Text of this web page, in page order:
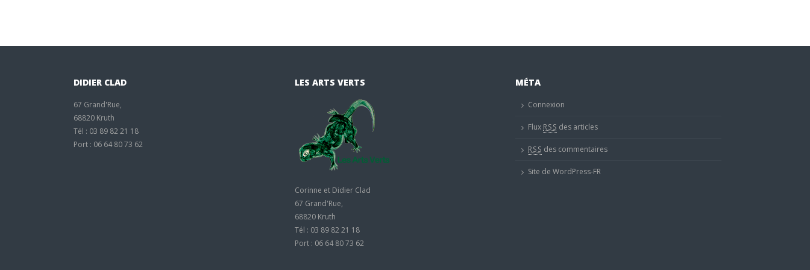
DIDIER CLAD
67 Grand'Rue,
68820 Kruth
Tél : 03 89 82 21 18
Port : 06 64 80 73 62
LES ARTS VERTS
Corinne et Didier Clad
67 Grand'Rue,
68820 Kruth
Tél : 03 89 82 21 18
Port : 06 64 80 73 62
MÉTA
Connexion
Flux RSS des articles
RSS des commentaires
Site de WordPress-FR